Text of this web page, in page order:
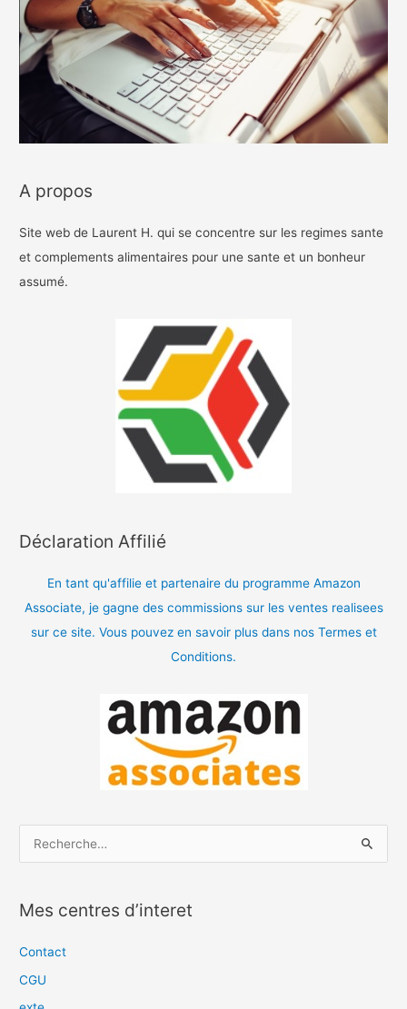
A propos
Site web de Laurent H. qui se concentre sur les regimes sante
et complements alimentaires pour une sante et un bonheur
assumé.
Déclaration Affilié
En tant qu'affilie et partenaire du programme Amazon
Associate, je gagne des commissions sur les ventes realisees
sur ce site. Vous pouvez en savoir plus dans nos Termes et
Conditions.
h
e
Mes centres d’interet
Contact
CGU